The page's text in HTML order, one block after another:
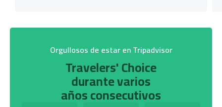
Orgullosos de estar en Tripadvisor
Travelers' Choice
durante varios
años consecutivos